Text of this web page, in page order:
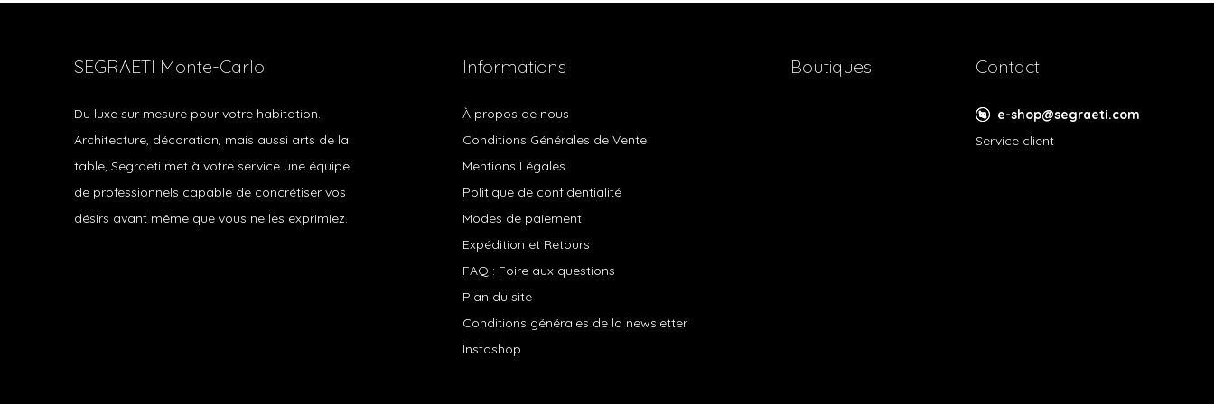
SEGRAETI Monte-Carlo
Du luxe sur mesure pour votre habitation.
Architecture, décoration, mais aussi arts de la
table, Segraeti met à votre service une équipe
de professionnels capable de concrétiser vos
désirs avant même que vous ne les exprimiez.
Informations
À propos de nous
Conditions Générales de Vente
Mentions Légales
Politique de confidentialité
Modes de paiement
Expédition et Retours
FAQ : Foire aux questions
Plan du site
Conditions générales de la newsletter
Instashop
Boutiques Contact
e-shop@segraeti.com
Service client